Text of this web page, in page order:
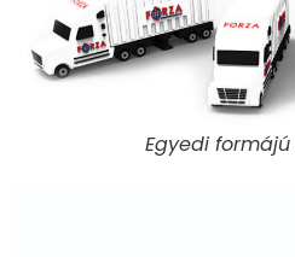
Egyedi